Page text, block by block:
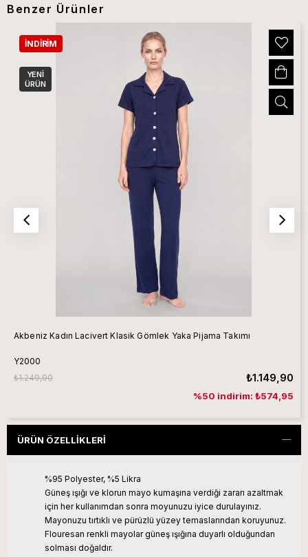
Benzer Ürünler
Akbeniz Kadın Lacivert Klasik Gömlek Yaka Pijama Takımı
Y2000
₺1.149,90
₺1.249,90
%50 indirim: ₺574,95
İNDIRIM
YENI
ÜRÜN
ÜRÜN ÖZELLIKLERI
%95 Polyester, %5 Likra
Güneş ışığı ve klorun mayo kumaşına verdiği zararı azaltmak
için her kullanımdan sonra moyunuzu iyice durulayınız.
Mayonuzu tırtıklı ve pürüzlü yüzey temaslarından koruyunuz.
Flouresan renkli mayolar güneş ışığına duyarlı olduğundan
solması doğaldır.